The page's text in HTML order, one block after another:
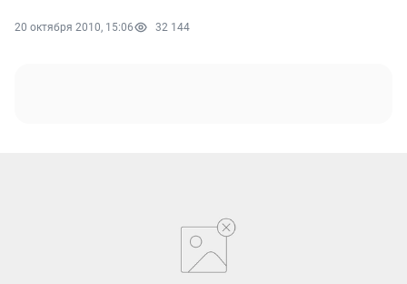
20 октября 2010, 15:06 32 144